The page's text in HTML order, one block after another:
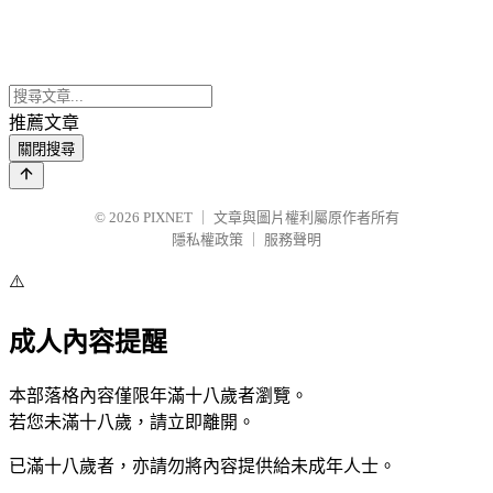
推薦文章
關閉搜尋
© 2026 PIXNET
文章與圖片權利屬原作者所有
隱私權政策
服務聲明
⚠️
成人內容提醒
本部落格內容僅限年滿十八歲者瀏覽。
若您未滿十八歲，請立即離開。
已滿十八歲者，亦請勿將內容提供給未成年人士。